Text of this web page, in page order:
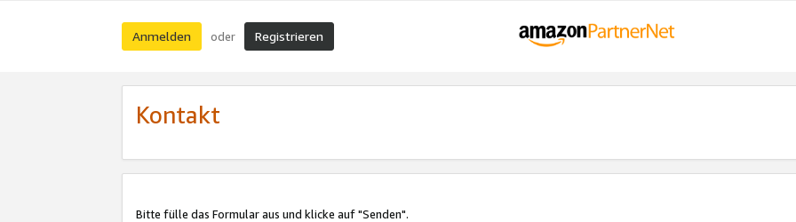
Anmelden oder Registrieren
Kontakt
Bitte fülle das Formular aus und klicke auf "Senden".